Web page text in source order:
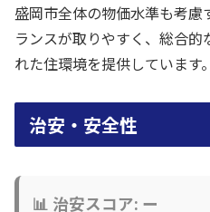
盛岡市全体の物価水準も考
ランスが取りやすく、総合
れた住環境を提供しています。
治安・安全性
📊 治安スコア: ー